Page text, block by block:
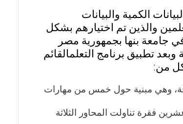
الكمية والبيانات
والذين تم اختيارهم بشكل
جامعة بنها بجمهورية مصر
تطبيق برنامج التعلمالقائم
من:
وهي مبنية حول خمس من مهارات
فقرة تناولت المحاور الثلاثة